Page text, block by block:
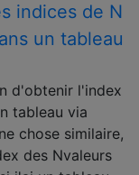
indices de N
un tableau
d'obtenir l'index
tableau via
chose similaire,
des Nvaleurs